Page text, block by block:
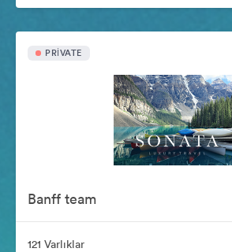
PRIVATE
Banff team
121 Varlıklar